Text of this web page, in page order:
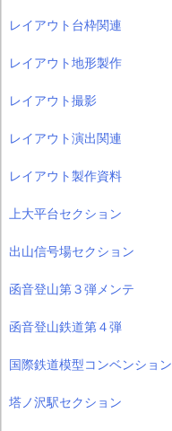
レイアウト台枠関連
レイアウト地形製作
レイアウト撮影
レイアウト演出関連
レイアウト製作資料
上大平台セクション
出山信号場セクション
函音登山第３弾メンテ
函音登山鉄道第４弾
国際鉄道模型コンベンション
塔ノ沢駅セクション